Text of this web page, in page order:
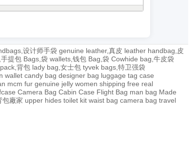
设计师手袋 genuine leather,真皮 leather handbag,皮
提包 Bags,袋 wallets,钱包 Bag,袋 Cowhide bag,牛皮袋
背包 lady bag,女士包 tyvek bags,特卫强袋
wallet candy bag designer bag luggage tag case
mcm fur genuine jelly women shipping free real
Camera Bag Cabin Case Flight Bag man bag Made
包廠家 upper hides toilet kit waist bag camera bag travel